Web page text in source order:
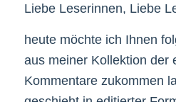
Liebe Leserinnen, Liebe
heute möchte ich Ihnen
aus meiner Kollektion der
Kommentare zukommen